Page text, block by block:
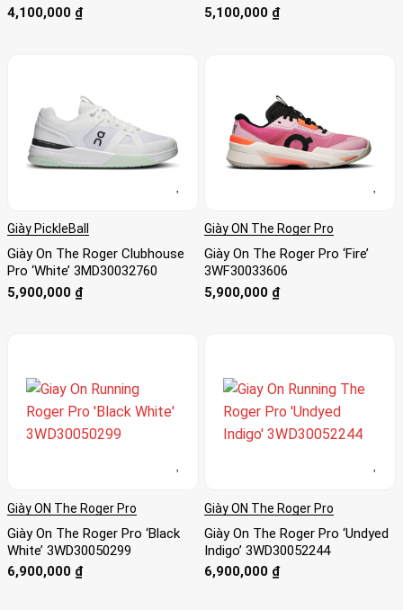
4,100,000 ₫
5,100,000 ₫
Giày PickleBall
Giày On The Roger Clubhouse
Pro ‘White’ 3MD30032760
5,900,000 ₫
Giày ON The Roger Pro
Giày On The Roger Pro ‘Fire’
3WF30033606
5,900,000 ₫
Giày ON The Roger Pro
Giày On The Roger Pro ‘Black
White’ 3WD30050299
6,900,000 ₫
Giày ON The Roger Pro
Giày On The Roger Pro ‘Undyed
Indigo’ 3WD30052244
6,900,000 ₫